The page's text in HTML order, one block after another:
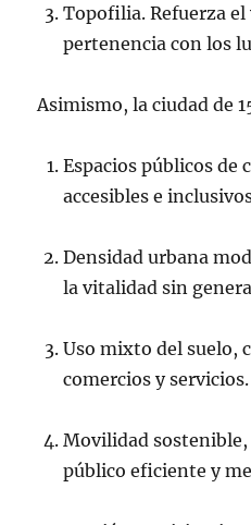
Topofilia. Refuerza
pertenencia con los
Asimismo, la ciudad de
Espacios públicos de
accesibles e
Densidad urbana
la vitalidad sin
Uso mixto del suelo,
comercios y servicios.
Movilidad
público eficiente y